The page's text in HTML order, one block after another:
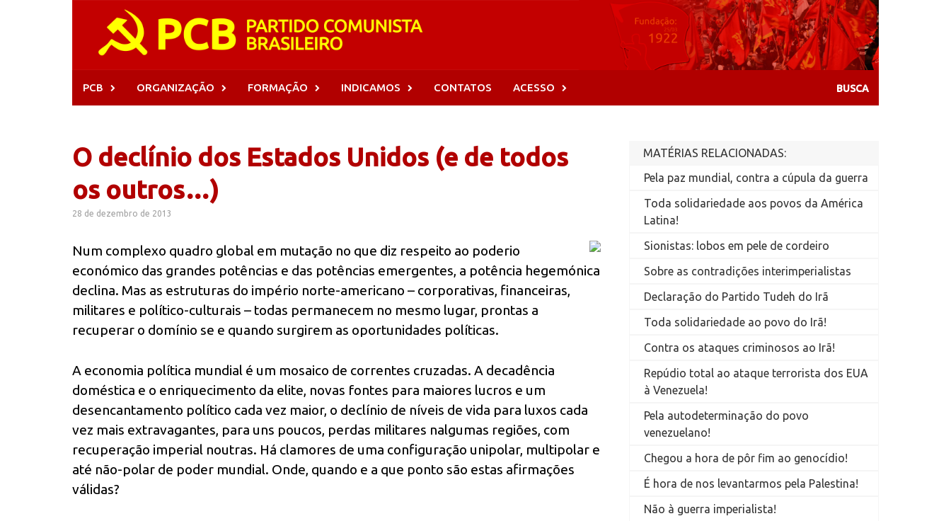
PCB ORGANIZAÇÃO FORMAÇÃO INDICAMOS CONTATOS ACESSO
O declínio dos Estados Unidos (e de todos
os outros…)
28 de dezembro de 2013
Num complexo quadro global em mutação no que diz respeito ao poderio
económico das grandes potências e das potências emergentes, a potência hegemónica
declina. Mas as estruturas do império norte-americano – corporativas, financeiras,
militares e político-culturais – todas permanecem no mesmo lugar, prontas a
recuperar o domínio se e quando surgirem as oportunidades políticas.
A economia política mundial é um mosaico de correntes cruzadas. A decadência
doméstica e o enriquecimento da elite, novas fontes para maiores lucros e um
desencantamento político cada vez maior, o declínio de níveis de vida para luxos cada
vez mais extravagantes, para uns poucos, perdas militares nalgumas regiões, com
recuperação imperial noutras. Há clamores de uma configuração unipolar, multipolar e
até não-polar de poder mundial. Onde, quando e a que ponto são estas afirmações
válidas?
MATÉRIAS RELACIONADAS:
Pela paz mundial, contra a cúpula da guerra
Toda solidariedade aos povos da América
Latina!
Sionistas: lobos em pele de cordeiro
Sobre as contradições interimperialistas
Declaração do Partido Tudeh do Irã
Toda solidariedade ao povo do Irã!
Contra os ataques criminosos ao Irã!
Repúdio total ao ataque terrorista dos EUA
à Venezuela!
Pela autodeterminação do povo
venezuelano!
Chegou a hora de pôr fim ao genocídio!
É hora de nos levantarmos pela Palestina!
Não à guerra imperialista!